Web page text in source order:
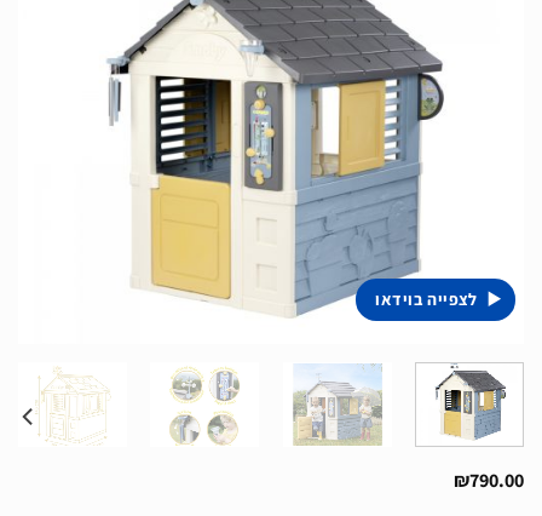
לצפייה בוידאו
₪790.00